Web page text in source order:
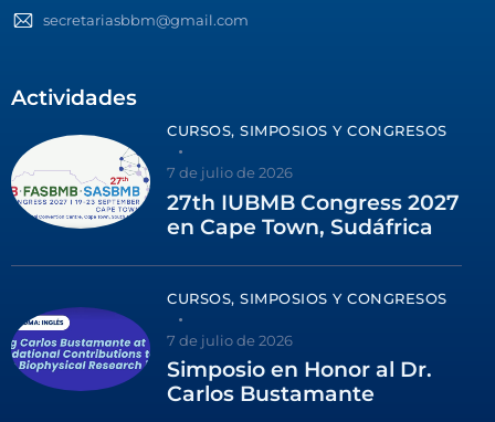
secretariasbbm@gmail.com
Actividades
CURSOS, SIMPOSIOS Y CONGRESOS
7 de julio de 2026
27th IUBMB Congress 2027
en Cape Town, Sudáfrica
CURSOS, SIMPOSIOS Y CONGRESOS
7 de julio de 2026
Simposio en Honor al Dr.
Carlos Bustamante